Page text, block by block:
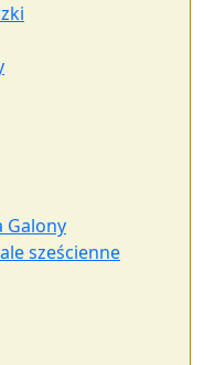
Galony
sześcienne